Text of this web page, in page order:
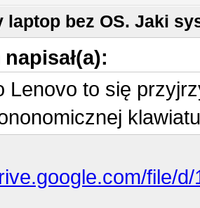
laptop bez OS. Jaki
Lenovo to się
file/